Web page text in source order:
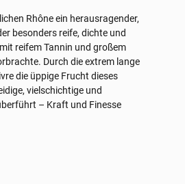
Rhône ein herausragender,
besonders reife, dichte und
reifem Tannin und großem
Durch die extrem lange
die üppige Frucht dieses
vielschichtige und
– Kraft und Finesse